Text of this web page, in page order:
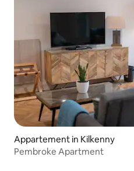
Appartement in Kilkenny
Pembroke Apartment